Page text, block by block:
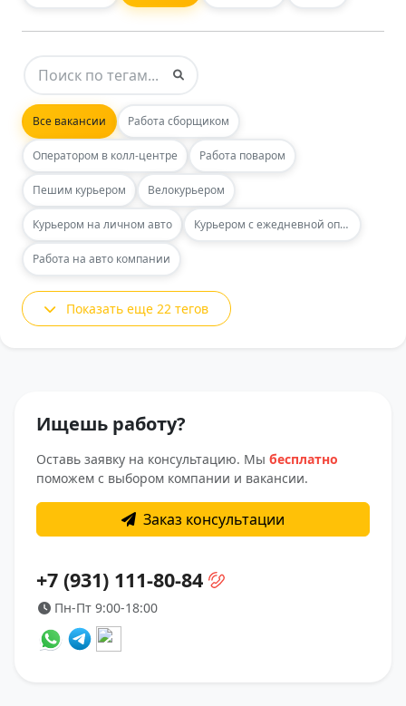
Все вакансии Работа сборщиком
Оператором в колл-центре Работа поваром
Пешим курьером Велокурьером
Курьером на личном авто Курьером с ежедневной оплатой
Работа на авто компании
Показать еще 22 тегов
Ищешь работу?
Оставь заявку на консультацию. Мы бесплатно
поможем с выбором компании и вакансии.
Заказ консультации
+7 (931) 111-80-84
Пн-Пт 9:00-18:00